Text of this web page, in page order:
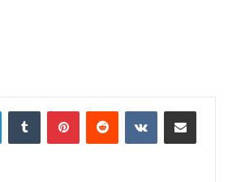
LinkedInTumblr PinterestReddit VKontakteShare via Email